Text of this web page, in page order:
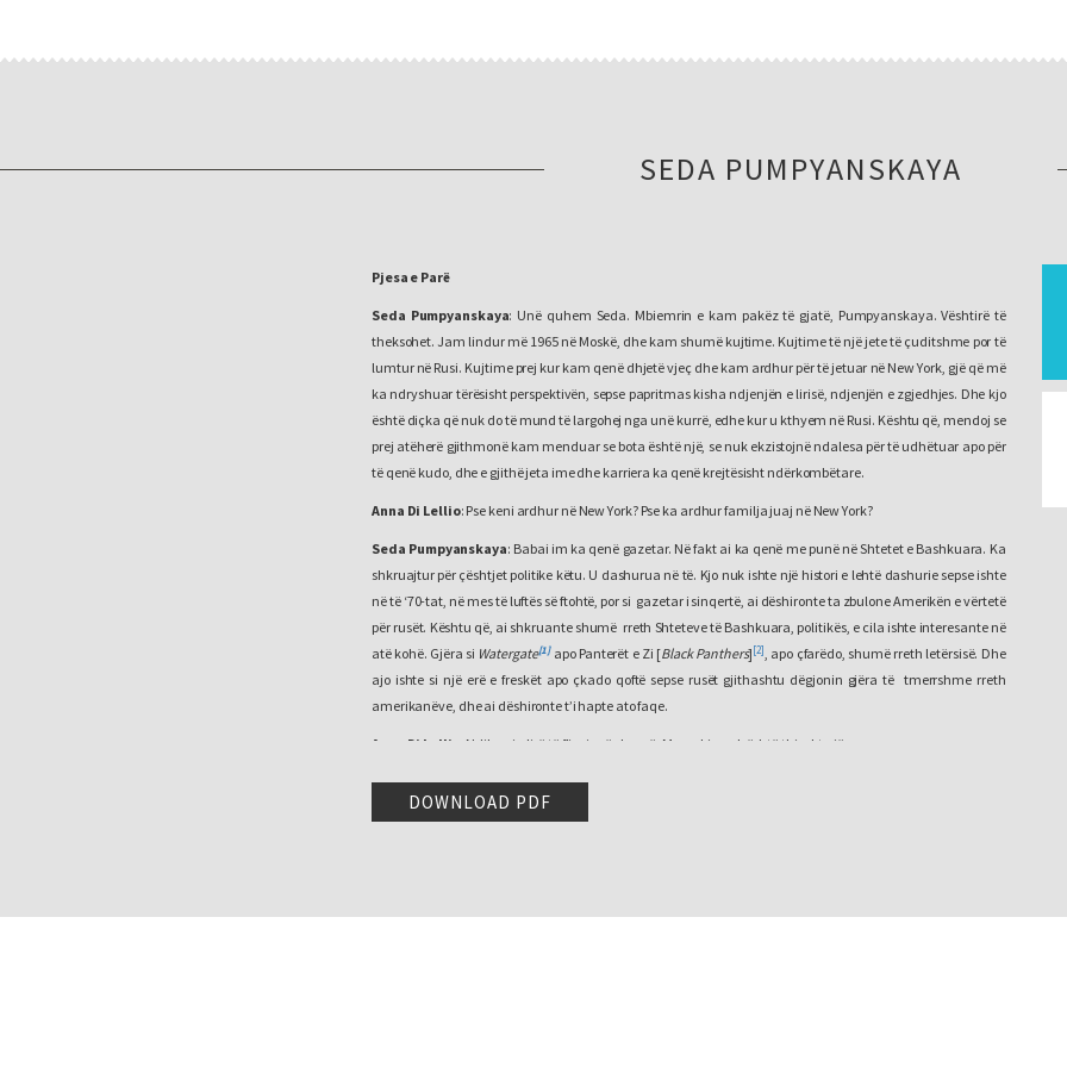
SEDA PUMPYANSKAYA
Pjesa e Parë
Seda Pumpyanskaya: Unë quhem Seda. Mbiemrin e kam pakëz të gjatë, Pumpyanskaya. Vështirë të
theksohet. Jam lindur më 1965 në Moskë, dhe kam shumë kujtime. Kujtime të një jete të çuditshme por të
lumtur në Rusi. Kujtime prej kur kam qenë dhjetë vjeç dhe kam ardhur për të jetuar në New York, gjë që më
ka ndryshuar tërësisht perspektivën, sepse papritmas kisha ndjenjën e lirisë, ndjenjën e zgjedhjes. Dhe kjo
është diçka që nuk do të mund të largohej nga unë kurrë, edhe kur u kthyem në Rusi. Kështu që, mendoj se
prej atëherë gjithmonë kam menduar se bota është një, se nuk ekzistojnë ndalesa për të udhëtuar apo për
të qenë kudo, dhe e gjithë jeta ime dhe karriera ka qenë krejtësisht ndërkombëtare.
Anna Di Lellio: Pse keni ardhur në New York? Pse ka ardhur familja juaj në New York?
Seda Pumpyanskaya: Babai im ka qenë gazetar. Në fakt ai ka qenë me punë në Shtetet e Bashkuara. Ka
shkruajtur për çështjet politike këtu. U dashurua në të. Kjo nuk ishte një histori e lehtë dashurie sepse ishte
në të ‘70-tat, në mes të luftës së ftohtë, por si gazetar i sinqertë, ai dëshironte ta zbulone Amerikën e vërtetë
për rusët. Kështu që, ai shkruante shumë rreth Shteteve të Bashkuara, politikës, e cila ishte interesante në
atë kohë. Gjëra si Watergate[1]apo Panterët e Zi [Black Panthers][2], apo çfarëdo, shumë rreth letërsisë. Dhe
ajo ishte si një erë e freskët apo çkado qoftë sepse rusët gjithashtu dëgjonin gjëra të tmerrshme rreth
amerikanëve, dhe ai dëshironte t’i hapte ato faqe.
Anna Di Lellio : Ndihuni e lirë të flisni më shumë. Mos… kjo nuk është thjesht një…
Seda Pumpyanskaya: Po, sepse…
Anna Di Lellio: … pyetje-përgjigjje…
DOWNLOAD PDF